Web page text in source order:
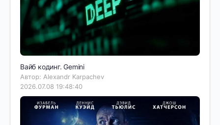
Вайб кодинг. Gemini
Автор: Alexandr Karpachev
2026.07.08 19:48:40